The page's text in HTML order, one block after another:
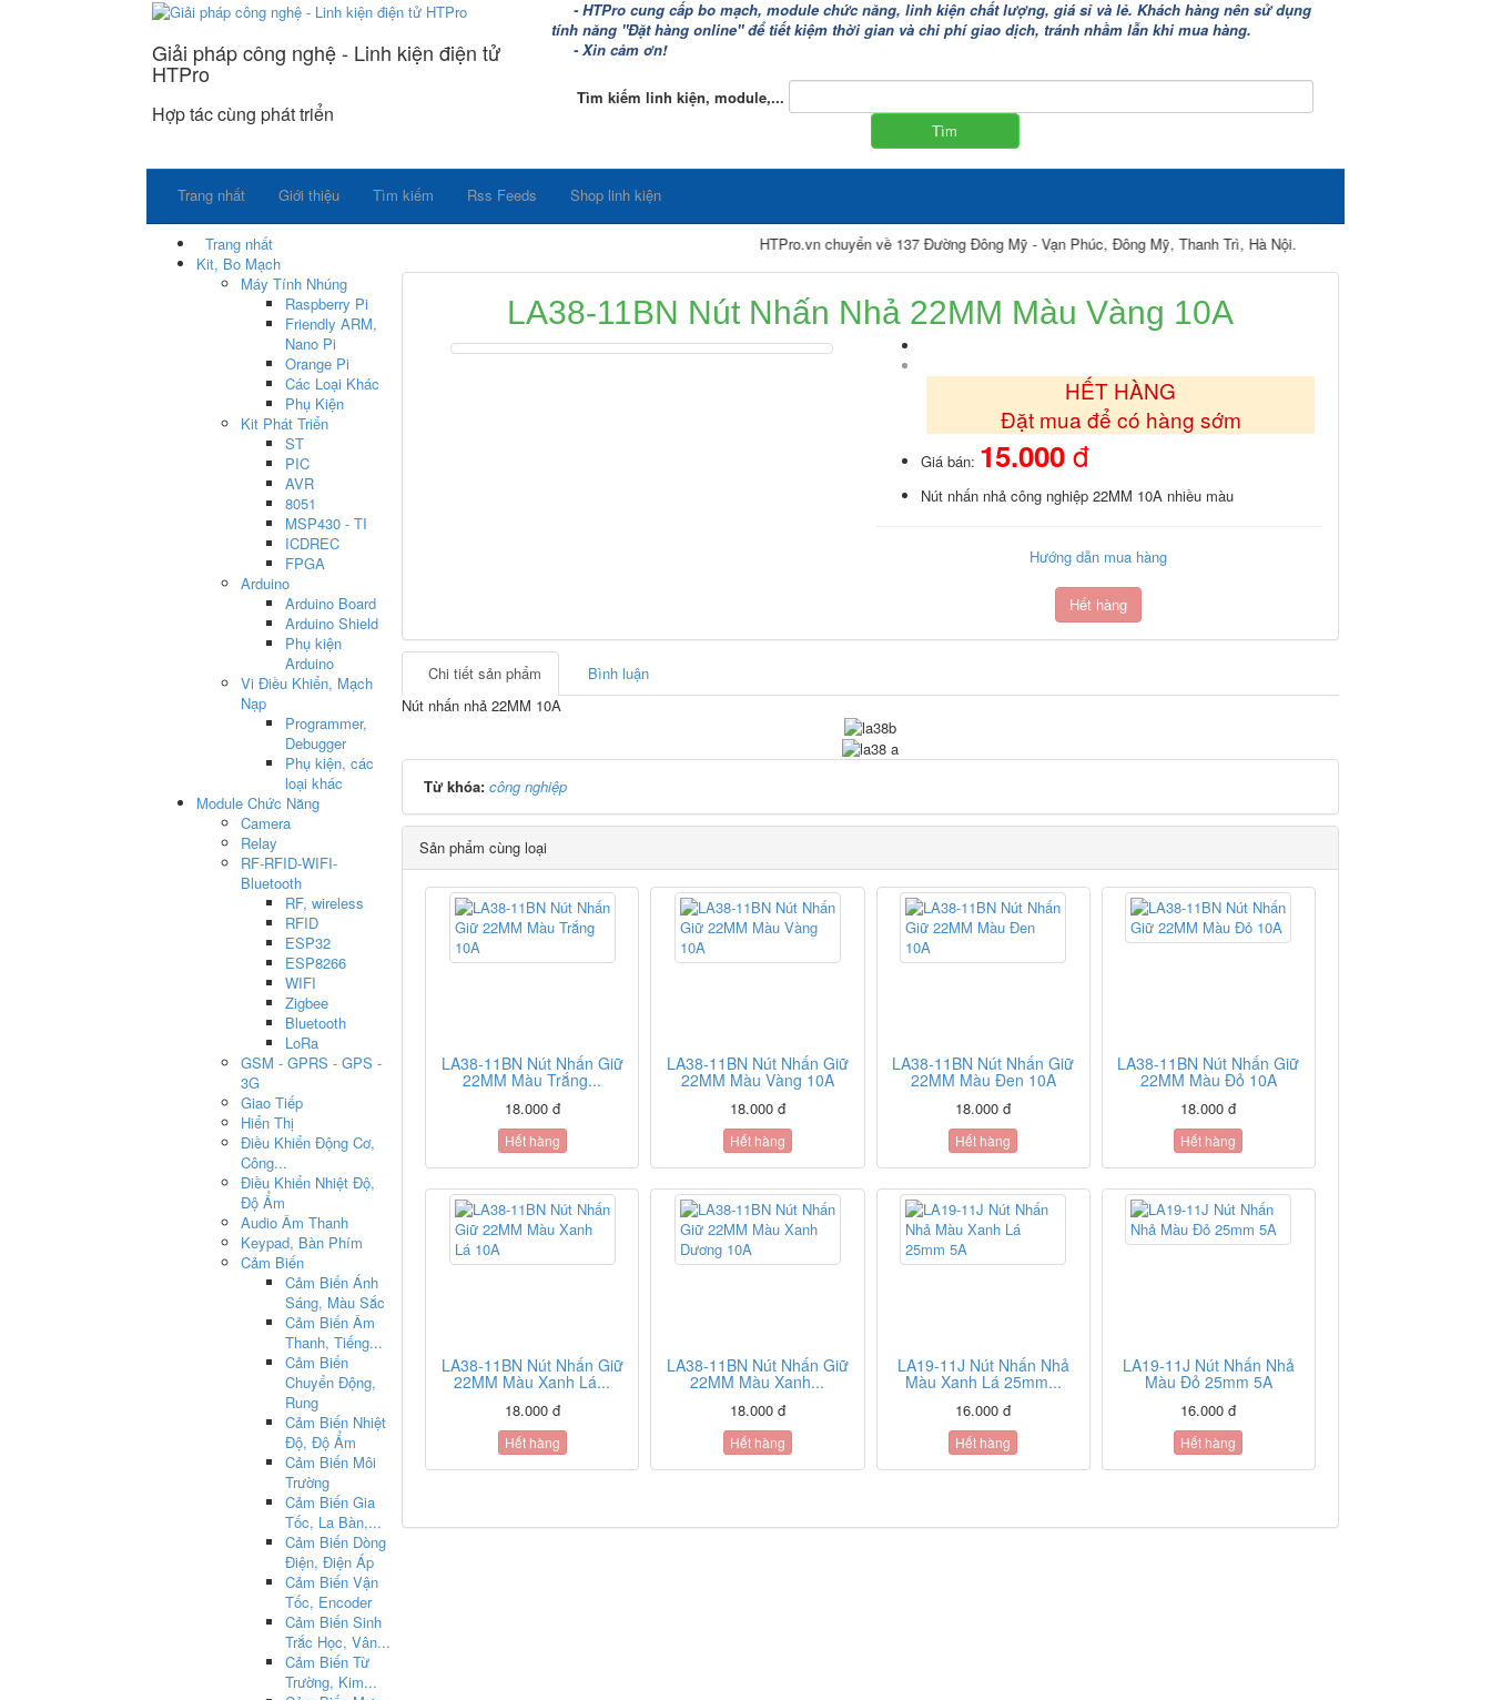
Giải pháp công nghệ - Linh kiện điện tử
HTPro
Hợp tác cùng phát triển
- HTPro cung cấp bo mạch, module chức năng, linh kiện chất lượng, giá sỉ và lẻ. Khách hàng nên sử dụng
tính năng "Đặt hàng online" để tiết kiệm thời gian và chi phí giao dịch, tránh nhầm lẫn khi mua hàng.
- Xin cảm ơn!
Tìm kiếm linh kiện, module,...
Trang nhất Giới thiệu Tìm kiếm Rss Feeds Shop linh kiện
HTPro.vn chuyển về 137 Đường Đông Mỹ - Vạn Phúc, Đông Mỹ, Thanh Trì, Hà Nội.
LA38-11BN Nút Nhấn Nhả 22MM Màu Vàng 10A
HẾT HÀNG
Đặt mua để có hàng sớm
Giá bán: 15.000đ
Nút nhấn nhả công nghiệp 22MM 10A nhiều màu
Hướng dẫn mua hàng
Hết hàng
Chi tiết sản phẩm
Bình luận
Nút nhấn nhả 22MM 10A
Từ khóa: công nghiệp
Sản phẩm cùng loại
LA38-11BN Nút Nhấn Giữ
22MM Màu Trắng...
18.000 đ
Hết hàng
LA38-11BN Nút Nhấn Giữ
22MM Màu Vàng 10A
18.000 đ
Hết hàng
LA38-11BN Nút Nhấn Giữ
22MM Màu Đen 10A
18.000 đ
Hết hàng
LA38-11BN Nút Nhấn Giữ
22MM Màu Đỏ 10A
18.000 đ
Hết hàng
LA38-11BN Nút Nhấn Giữ
22MM Màu Xanh Lá...
18.000 đ
Hết hàng
LA38-11BN Nút Nhấn Giữ
22MM Màu Xanh...
18.000 đ
Hết hàng
LA19-11J Nút Nhấn Nhả
Màu Xanh Lá 25mm...
16.000 đ
Hết hàng
LA19-11J Nút Nhấn Nhả
Màu Đỏ 25mm 5A
16.000 đ
Hết hàng
Trang nhất
Kit, Bo Mạch
Máy Tính Nhúng
Raspberry Pi
Friendly ARM,
Nano Pi
Orange Pi
Các Loại Khác
Phụ Kiện
Kit Phát Triển
ST
PIC
AVR
8051
MSP430 - TI
ICDREC
FPGA
Arduino
Arduino Board
Arduino Shield
Phụ kiện
Arduino
Vi Điều Khiển, Mạch
Nạp
Programmer,
Debugger
Phụ kiện, các
loại khác
Module Chức Năng
Camera
Relay
RF-RFID-WIFI-
Bluetooth
RF, wireless
RFID
ESP32
ESP8266
WIFI
Zigbee
Bluetooth
LoRa
GSM - GPRS - GPS -
3G
Giao Tiếp
Hiển Thị
Điều Khiển Động Cơ,
Công...
Điều Khiển Nhiệt Độ,
Độ Ẩm
Audio Âm Thanh
Keypad, Bàn Phím
Cảm Biến
Cảm Biến Ánh
Sáng, Màu Sắc
Cảm Biến Âm
Thanh, Tiếng...
Cảm Biến
Chuyển Động,
Rung
Cảm Biến Nhiệt
Độ, Độ Ẩm
Cảm Biến Môi
Trường
Cảm Biến Gia
Tốc, La Bàn,...
Cảm Biến Dòng
Điện, Điện Áp
Cảm Biến Vận
Tốc, Encoder
Cảm Biến Sinh
Trắc Học, Vân...
Cảm Biến Từ
Trường, Kim...